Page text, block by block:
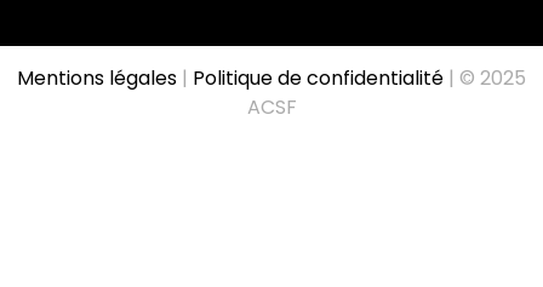
Mentions légales | Politique de confidentialité | © 2025
ACSF